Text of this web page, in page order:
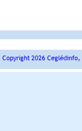
Copyright 2026